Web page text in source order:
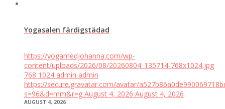
Yogasalen färdigstädad
https://yogamedjohanna.com/wp-
content/uploads/2026/08/20260804_135714-768x1024.jpg
768 1024 admin admin
https://secure.gravatar.com/avatar/
s=96&d=mm&r=g August 4, 2026 August 4, 2026
AUGUST 4, 2026